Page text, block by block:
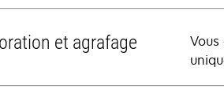
et agrafage